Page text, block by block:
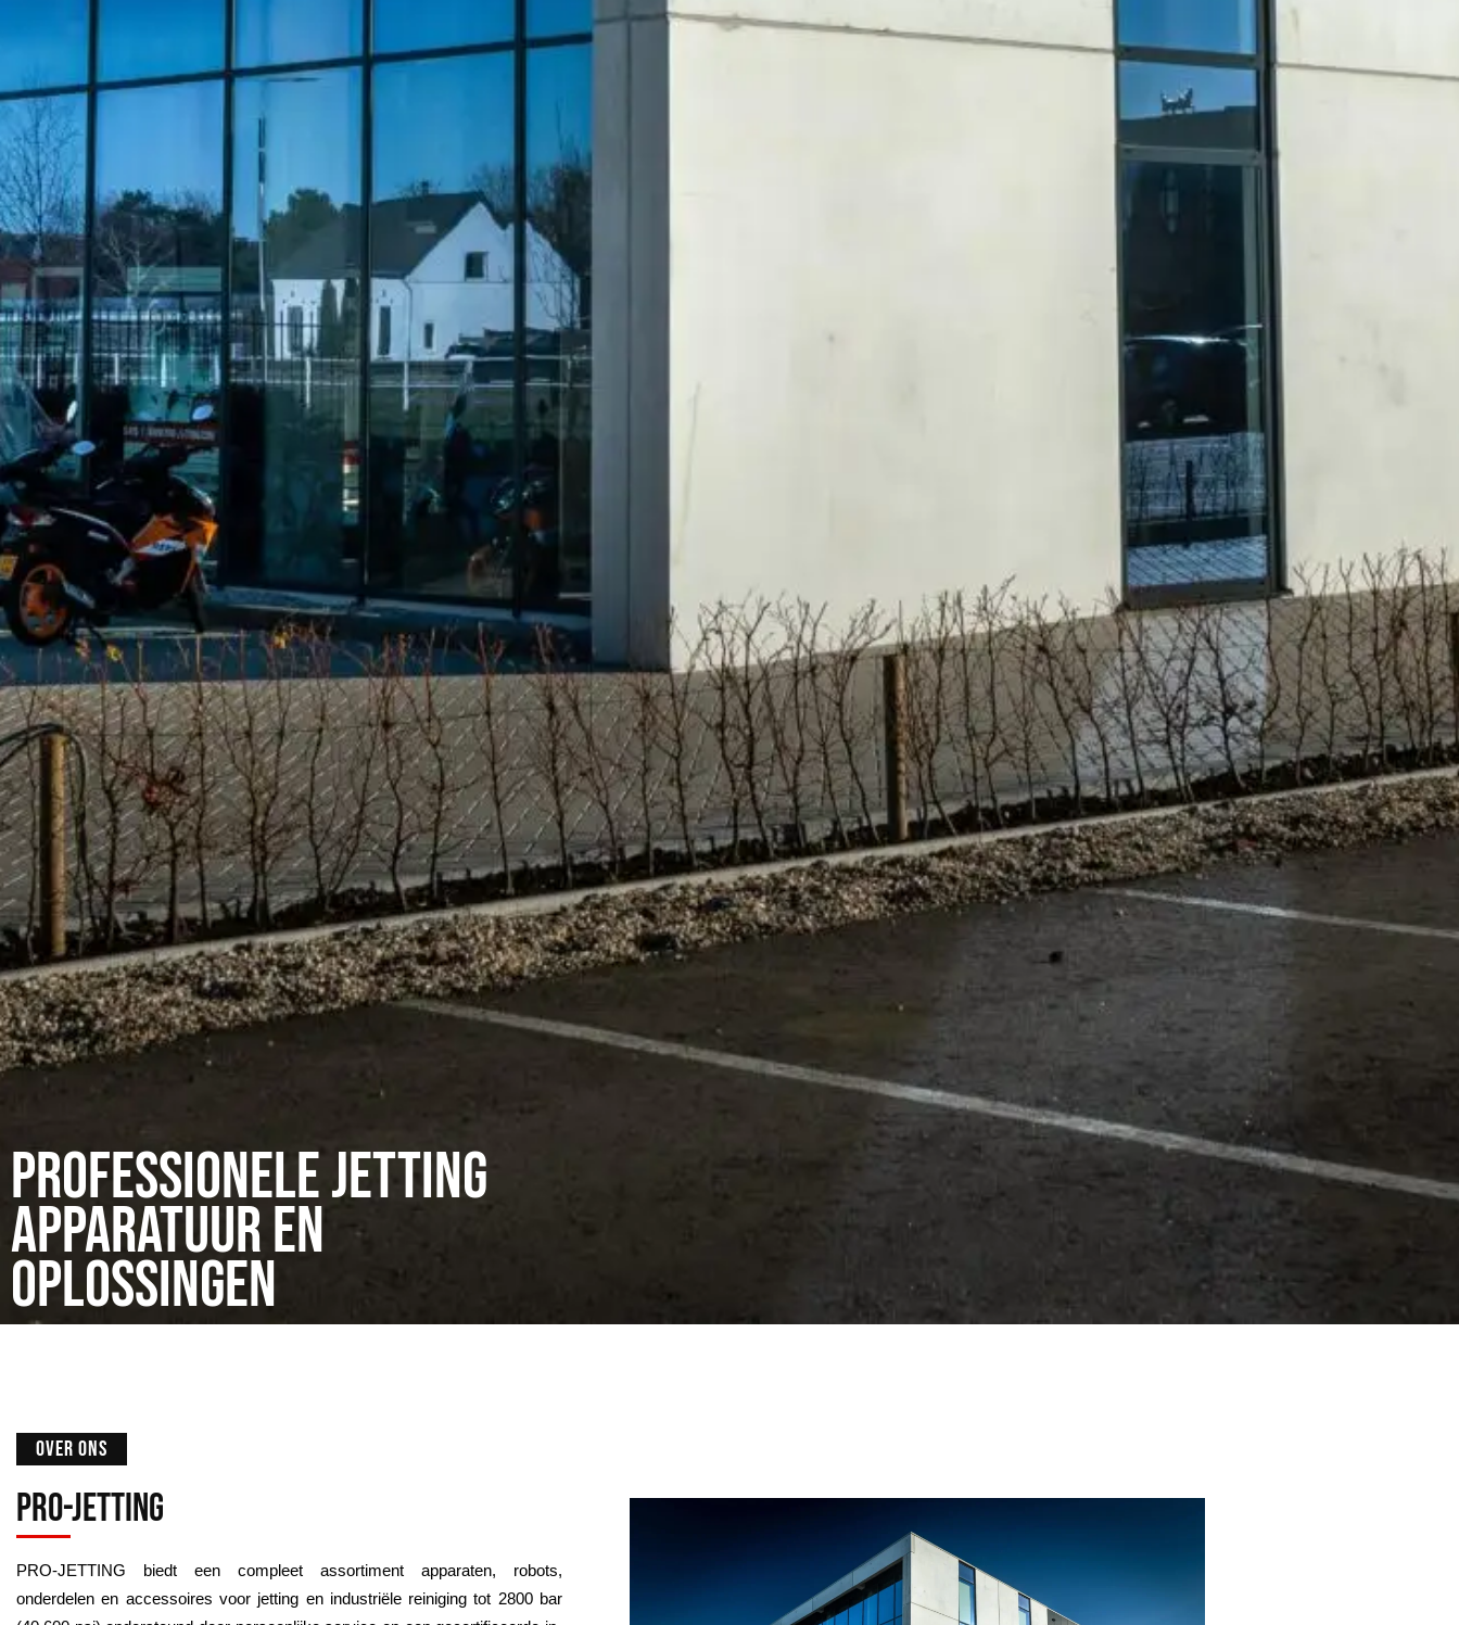
Professionele Jetting
apparatuur en
oplossingen
OVER ONS
Pro-Jetting
PRO-JETTING biedt een compleet assortiment apparaten, robots,
onderdelen en accessoires voor jetting en industriële reiniging tot 2800 bar